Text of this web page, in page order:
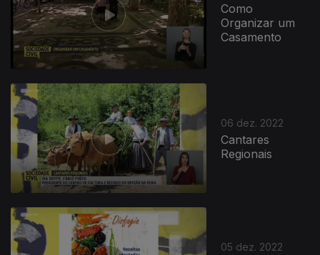
Como
Organizar um
Casamento
06 dez. 2022
Cantares
Regionais
05 dez. 2022